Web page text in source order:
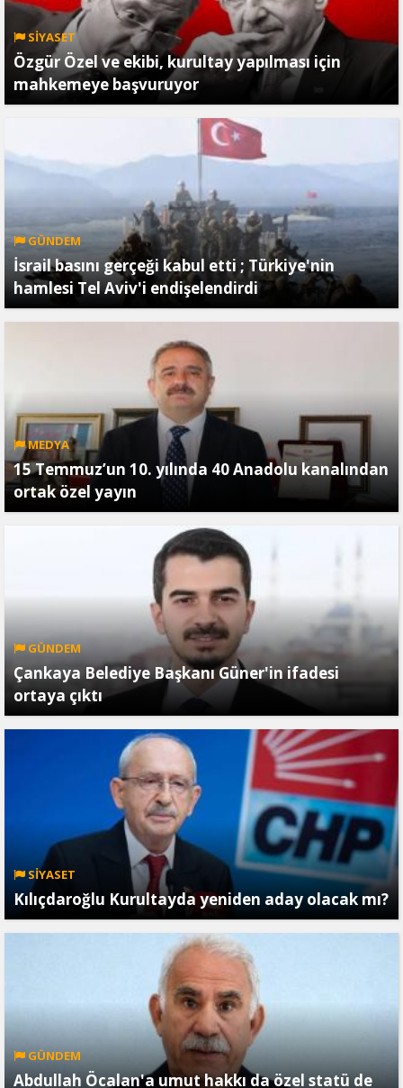
SİYASET
Özgür Özel ve ekibi, kurultay yapılması için
mahkemeye başvuruyor
GÜNDEM
İsrail basını gerçeği kabul etti ; Türkiye'nin
hamlesi Tel Aviv'i endişelendirdi
MEDYA
15 Temmuz’un 10. yılında 40 Anadolu kanalından
ortak özel yayın
GÜNDEM
Çankaya Belediye Başkanı Güner'in ifadesi
ortaya çıktı
SİYASET
Kılıçdaroğlu Kurultayda yeniden aday olacak mı?
GÜNDEM
Abdullah Öcalan'a umut hakkı da özel statü de